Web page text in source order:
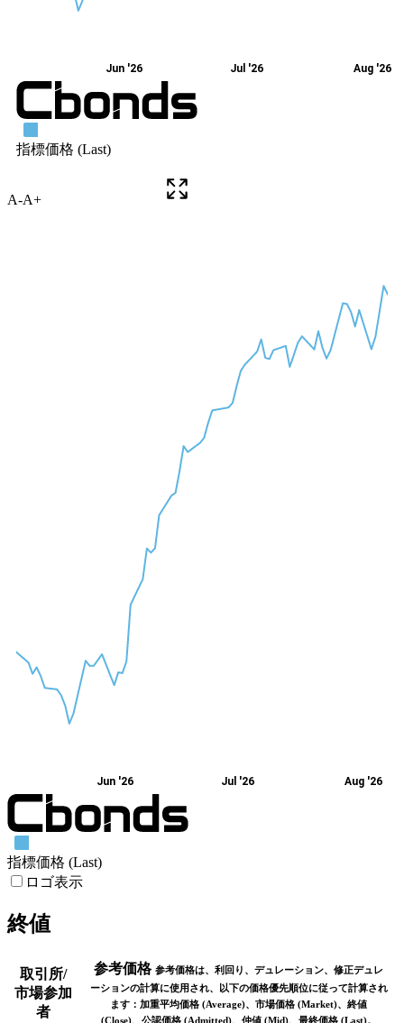
A-A+
Jun '26 Jul '26 Aug '26
指標価格 (Last)
ロゴ表示
終値
取引所/
市場参加
者
参考価格 参考価格は、利回り、デュレーション、修正デュレ
ーションの計算に使用され、以下の価格優先順位に従って計算され
ます：加重平均価格 (Average)、市場価格 (Market)、終値
(Close)、公認価格 (Admitted)、仲値 (Mid)、最終価格 (Last)。